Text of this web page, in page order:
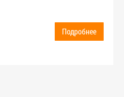
Подробнее